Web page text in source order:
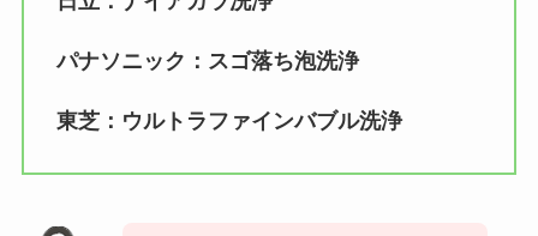
パナソニック： スゴ落ち泡洗浄
東芝：ウルトラファインバブル洗浄